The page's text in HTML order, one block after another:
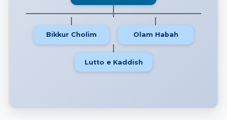
Bikkur Cholim Olam Habah
Lutto e Kaddish